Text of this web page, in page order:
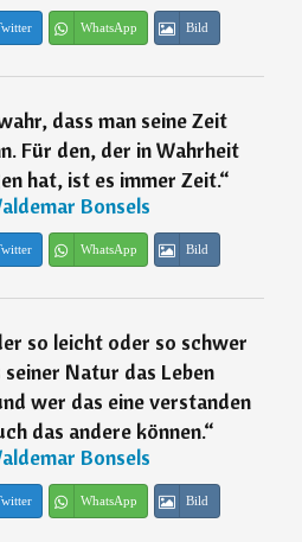
WhatsApp Bild
dass man seine Zeit
Für den, der in Wahrheit
hat, ist es immer Zeit.“
Bonsels
WhatsApp Bild
so leicht oder so schwer
Natur das Leben
wer das eine verstanden
das andere können.“
Bonsels
WhatsApp Bild